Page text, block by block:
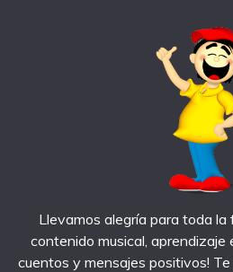
Llevamos alegría para toda
contenido musical, aprendizaje
cuentos y mensajes positivos!